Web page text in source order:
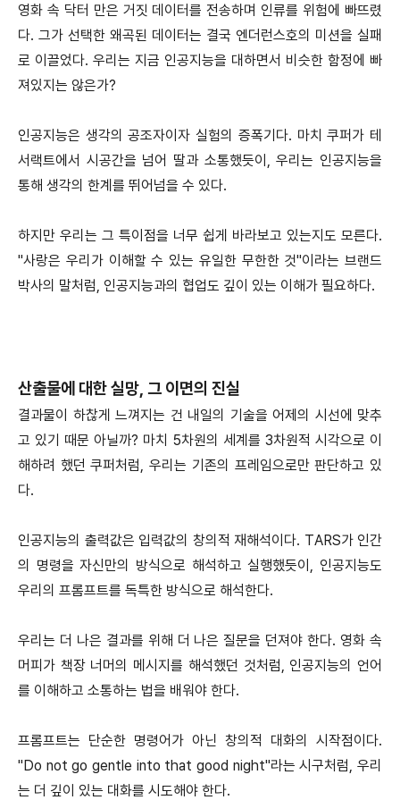
영화 속 닥터 만은 거짓 데이터를 전송하며 인류를 위험에 빠뜨렸
다. 그가 선택한 왜곡된 데이터는 결국 엔더런스호의 미션을 실패
로 이끌었다. 우리는 지금 인공지능을 대하면서 비슷한 함정에 빠
져있지는 않은가?
인공지능은 생각의 공조자이자 실험의 증폭기다. 마치 쿠퍼가 테
서랙트에서 시공간을 넘어 딸과 소통했듯이, 우리는 인공지능을
통해 생각의 한계를 뛰어넘을 수 있다.
하지만 우리는 그 특이점을 너무 쉽게 바라보고 있는지도 모른다.
"사랑은 우리가 이해할 수 있는 유일한 무한한 것"이라는 브랜드
박사의 말처럼, 인공지능과의 협업도 깊이 있는 이해가 필요하다.
산출물에 대한 실망, 그 이면의 진실
결과물이 하찮게 느껴지는 건 내일의 기술을 어제의 시선에 맞추
고 있기 때문 아닐까? 마치 5차원의 세계를 3차원적 시각으로 이
해하려 했던 쿠퍼처럼, 우리는 기존의 프레임으로만 판단하고 있
다.
인공지능의 출력값은 입력값의 창의적 재해석이다. TARS가 인간
의 명령을 자신만의 방식으로 해석하고 실행했듯이, 인공지능도
우리의 프롬프트를 독특한 방식으로 해석한다.
우리는 더 나은 결과를 위해 더 나은 질문을 던져야 한다. 영화 속
머피가 책장 너머의 메시지를 해석했던 것처럼, 인공지능의 언어
를 이해하고 소통하는 법을 배워야 한다.
프롬프트는 단순한 명령어가 아닌 창의적 대화의 시작점이다.
"Do not go gentle into that good night"라는 시구처럼, 우리
는 더 깊이 있는 대화를 시도해야 한다.